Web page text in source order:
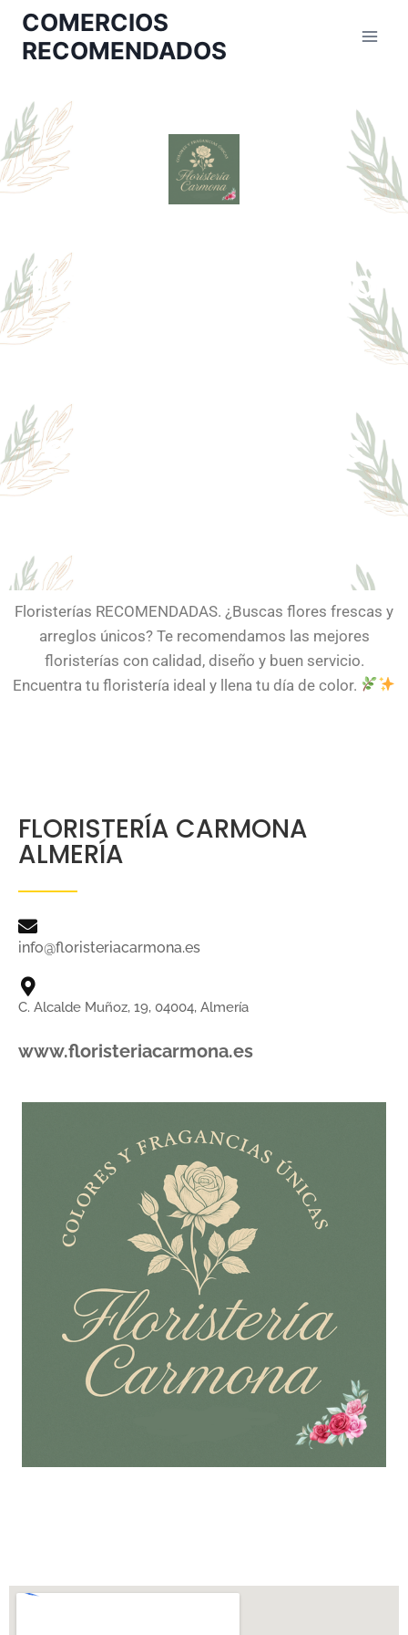
COMERCIOS
RECOMENDADOS
floristerías cerca
de ti: descubre
dónde comprar
espectaculares
Floristerías RECOMENDADAS. ¿Buscas flores frescas y
arreglos únicos? Te recomendamos las mejores
floristerías con calidad, diseño y buen servicio.
Encuentra tu floristería ideal y llena tu día de color.
FLORISTERÍA CARMONA
ALMERÍA
info@floristeriacarmona.es
C. Alcalde Muñoz, 19, 04004, Almería
www.floristeriacarmona.es